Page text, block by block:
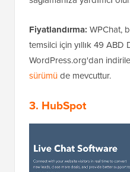
Fiyatlandırma: WPChat,
temsilci için yıllık 49 ABD
WordPress.org'dan
sürümüde mevcuttur.
3. HubSpot